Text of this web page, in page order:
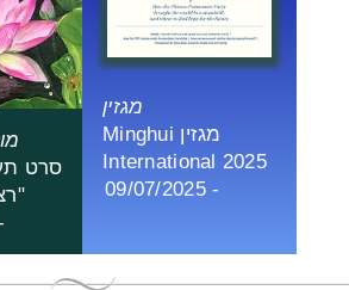
מגזין
מגזין Minghui
International 2025
- 09/07/2025
סרט